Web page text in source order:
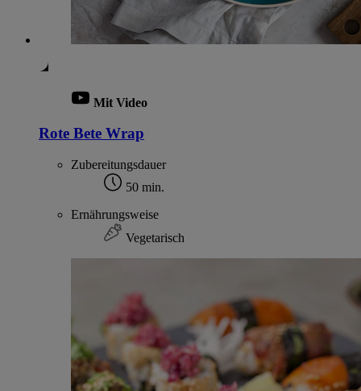
Mit Video
Rote Bete Wrap
Zubereitungsdauer
50 min.
Ernährungsweise
Vegetarisch